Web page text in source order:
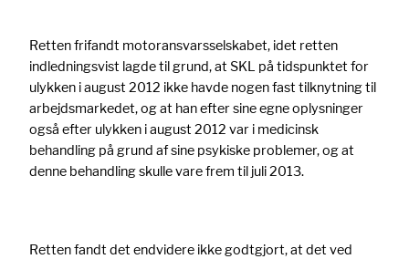
Retten frifandt motoransvarsselskabet, idet retten
indledningsvist lagde til grund, at SKL på tidspunktet for
ulykken i august 2012 ikke havde nogen fast tilknytning til
arbejdsmarkedet, og at han efter sine egne oplysninger
også efter ulykken i august 2012 var i medicinsk
behandling på grund af sine psykiske problemer, og at
denne behandling skulle vare frem til juli 2013.
Retten fandt det endvidere ikke godtgjort, at det ved